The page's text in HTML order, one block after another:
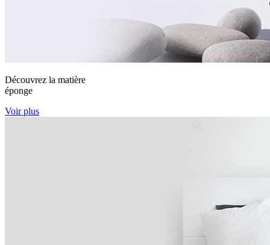
Découvrez la matière
éponge
Voir plus